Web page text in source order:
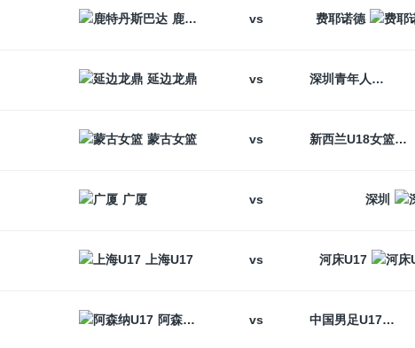
鹿特丹斯巴达 vs 费耶诺德
延边龙鼎 vs 深圳青年人
蒙古女篮 vs 新西兰U18女篮
广厦 vs 深圳
上海U17 vs 河床U17
阿森纳U17 vs 中国男足U17